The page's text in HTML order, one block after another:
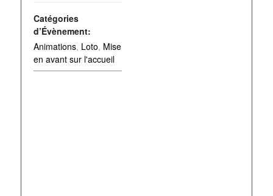
Catégories
d’Évènement:
Animations, Loto, Mise
en avant sur l'accueil